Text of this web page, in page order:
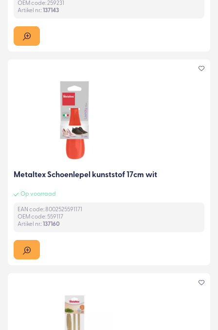
OEM code: 259231
Artikel nr.:137143
Metaltex Schoenlepel kunststof 17cm wit
Op voorraad
EAN code: 8002525591171
OEM code: 559117
Artikel nr.: 137160